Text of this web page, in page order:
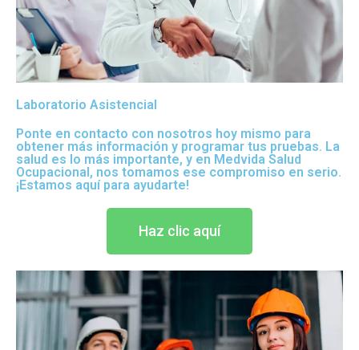
Laboratorio Asistencial
Ponte en contacto con nosotros hoy mismo para
obtener más información y programar tus pruebas. La
salud es lo más importante, y en Medvida Salud
Ocupacional, nos tomamos ese compromiso en serio.
¡Estamos aquí para ayudarte!
Haz clic aquí